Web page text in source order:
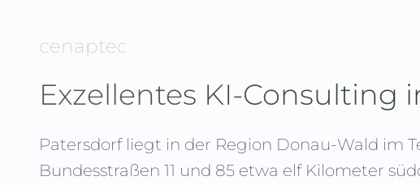
cenaptec
Exzellentes KI-Consulting
Patersdorf liegt in der Region Donau-Wald im
Bundesstraßen 11 und 85 etwa elf Kilometer